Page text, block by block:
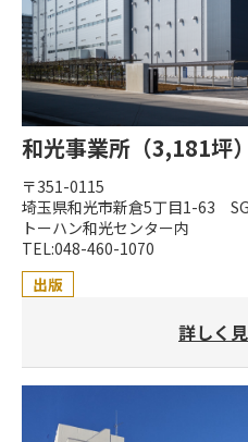
和光事業所（3,181坪）
〒351-0115
埼玉県和光市新倉5丁目1-63
トーハン和光センター内
TEL:048-460-1070
出版
詳しく